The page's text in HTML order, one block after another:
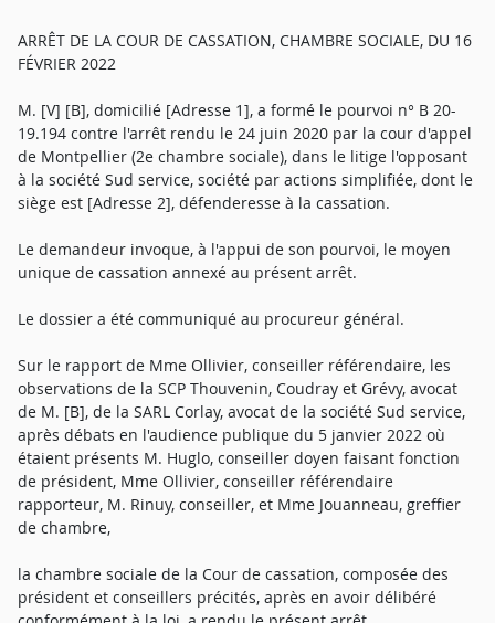
ARRÊT DE LA COUR DE CASSATION, CHAMBRE SOCIALE, DU 16
FÉVRIER 2022
M. [V] [B], domicilié [Adresse 1], a formé le pourvoi n° B 20-
19.194 contre l'arrêt rendu le 24 juin 2020 par la cour d'appel
de Montpellier (2e chambre sociale), dans le litige l'opposant
à la société Sud service, société par actions simplifiée, dont le
siège est [Adresse 2], défenderesse à la cassation.
Le demandeur invoque, à l'appui de son pourvoi, le moyen
unique de cassation annexé au présent arrêt.
Le dossier a été communiqué au procureur général.
Sur le rapport de Mme Ollivier, conseiller référendaire, les
observations de la SCP Thouvenin, Coudray et Grévy, avocat
de M. [B], de la SARL Corlay, avocat de la société Sud service,
après débats en l'audience publique du 5 janvier 2022 où
étaient présents M. Huglo, conseiller doyen faisant fonction
de président, Mme Ollivier, conseiller référendaire
rapporteur, M. Rinuy, conseiller, et Mme Jouanneau, greffier
de chambre,
la chambre sociale de la Cour de cassation, composée des
président et conseillers précités, après en avoir délibéré